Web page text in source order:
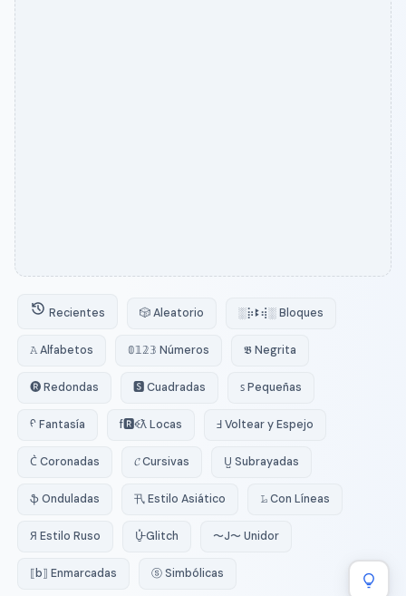
Recientes 🎲 Aleatorio ░⡷ꔪ⢾░ Bloques
𝙰 Alfabetos 𝟘𝟙𝟚𝟛 Números 𝕭 Negrita
🅡 Redondas 🆂 Cuadradas ꜱ Pequeñas
ᠻ Fantasía f🆁ꈼƛ Locas Ⅎ Voltear y Espejo
C͛ Coronadas 𝓒 Cursivas U̺ Subrayadas
ֆ Onduladas 卂 Estilo Asiático 𝙻̷ Con Líneas
Я Estilo Ruso U̵̮̽ Glitch 〜J〜 Unidor
⟦b⟧ Enmarcadas ⓢ Simbólicas